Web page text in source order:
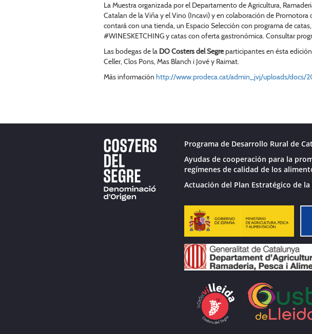
La Muestra organizada por el Departamento de Agricultura,
Catalan de la Viña y el Vino (Incavi) y en colaboración de
contará con una tienda, un Espacio Selección con programa de
#WINESKETCHING y catas con oferta gastronómica. Consultar
Las bodegas de la DO Costers del Segreparticipantes en ésta
Celler, Clos Pons, Mas Blanch i Jové y Raimat.
Más información http://www.prodeca.cat/admin_jvj/uploads/docs/
Programa de Desarrollo Rural de
Ayudas de cooperación para la
regímenes de calidad de los
Actuación del Plan Estratégico de